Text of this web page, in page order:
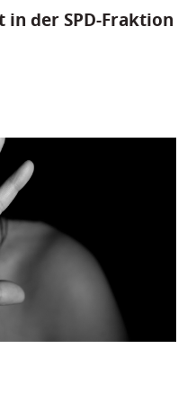
in der SPD-Fraktion